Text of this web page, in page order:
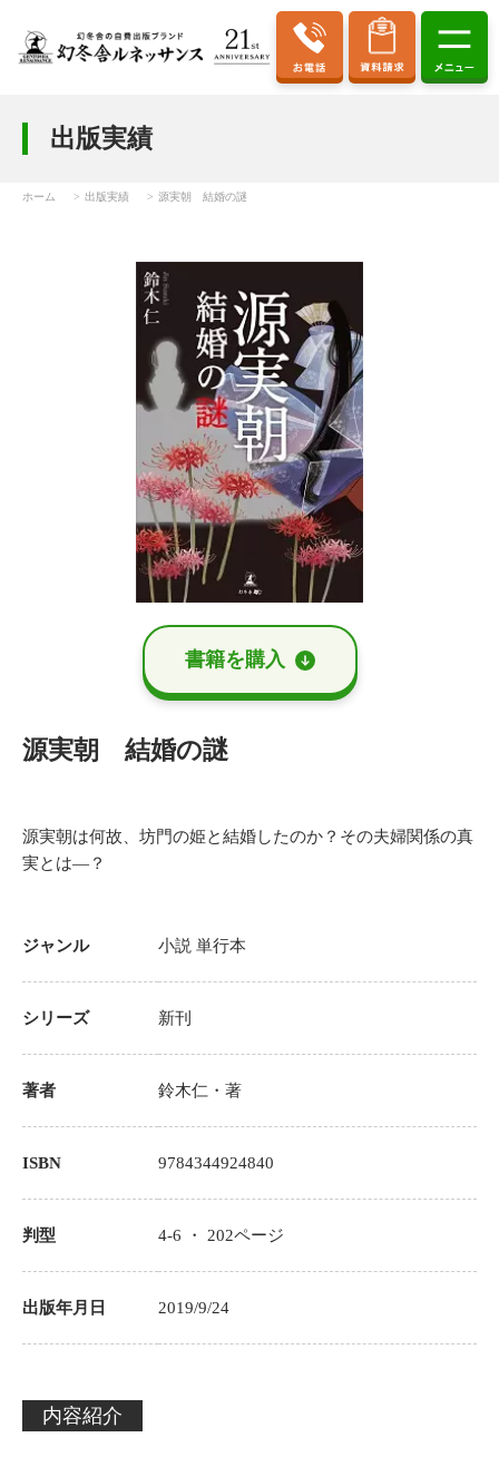
出版実績
ホーム 出版実績 源実朝 結婚の謎
書籍を購⼊
源実朝 結婚の謎
源実朝は何故、坊門の姫と結婚したのか？その夫婦関係の真
実とは―？
ジャンル 小説 単行本
シリーズ 新刊
著者 鈴木仁 ・著
ISBN 9784344924840
判型 4-6 ・ 202ページ
出版年月日 2019/9/24
内容紹介